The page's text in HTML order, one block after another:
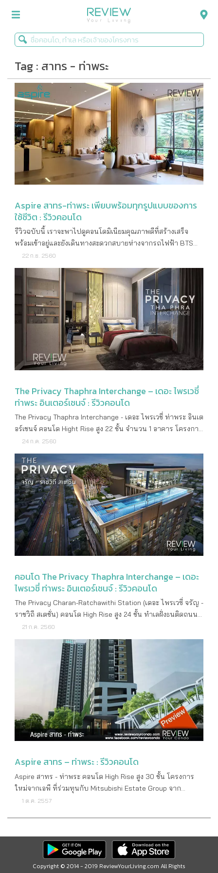
รีวิวคอนโด
รีวิวบ้าน
รีวิวทาวน์โฮม
Life+Style
Infographic
ข่าวโปรโมชั่น
Tag : สาทร - ท่าพระ
Aspire สาทร-ท่าพระ เพียบพร้อมทุกรูปแบบของการ
ใช้ชีวิต : รีวิวคอนโด
รีวิวฉบับนี้ เราจะพาไปดูคอนโดมิเนียมคุณภาพดีที่สร้างเสร็จ
พร้อมเข้าอยู่และยังเดินทางสะดวกสบายห่างจากรถไฟฟ้า BTS
สถานีตลาดพลูเพียงแค่ก้าวเดียว กับโครงการ “Aspire สาทร -
ท่าพระ” จาก AP Thailand กันค่ะ ซึ่งถ้าย้อนไปเมื่อช่วงปี 59 นับ
ว่าเป็นคอนโดฯ ที่สร้างความฮือฮาในย่านนี้เป็นอย่างมาก เพราะ
ขายหมดในวันเดียวตั้งแต่วัน Pre-Sale แต่ปัจจุบันทางโครงการ
เปิดโอกาสให้ทุกคนสามารถเป็นเจ้าของได้อีกครั้งกับห้องหลุด
ดาวน์ Lot พิเศษ ซึ่งเราได้มีโอกาสเข้าไปเยี่ยมชมบรรยากาศตัว
โครงการและห้องตัวอย่างรวมถึงเก็บภาพมาฝากกันด้วยค่ะ ทำเล
ที่ตั้งและการเดินทาง โครงการ Aspire สาทร - ท่าพระ ตั้งอยู่ติด
ถนนแยกรัชดา-ราชพฤกษ์ เลยนะคะ ด้านหน้าโครงการนั้นจะอยู่
ติดกับถนนราชพฤกษ์ แต่ด้านข้างจะอยู่ติดกับรถไฟฟ้า BTS
สถานีตลาดพลูค่ะ ซึ่งต้องบอกเลยว่าโครงการนี้ตั้งอยู่บนทำเลที่
อาศัยอยู่หนาแน่น รายล้อมไปด้วยหมู่บ้าน อาคารพาณิชย์ แหล่ง
อำนวยความสะดวกต่างๆ ไม่ว่าจะเป็น ออฟฟิศ, สถานศึกษา, โรง
พยาบาล, ห้างสรรพสินค้า The Mall ท่าพระ ที่อยู่ใกล้มากๆ (ห่าง
เพียง 160 เมตร) สามารถเดินไปได้ รวมไปจนถึงร้านค้าและ
ตลาดสดเก่าแก่ขนาดใหญ่ที่ขึ้นชื่ออย่าง ‘ตลาดพลู’ ที่มีร้านอาหา
รอร่อยๆ มากมายให้เลือกสรร ในส่วนของการเดินทางก็จัดว่า
สะดวกสบายมากทีเดียวค่ะ สำหรับคนที่ใช้รถยนต์ อย่างที่บอกไป
ข้างต้นว่าตัวโครงการตั้งอยู่ติดถนนเส้นหลักอย่างราชพฤกษ์ ฝั่ง
มุ่งหน้าไปทางวุฒากาศ แต่ก็เอื้อต่อการขับรถเข้าเมืองไปย่าน
สาทรนะคะ เพราะทางเข้า-ออกของโครงการนั้นอยู่ไม่ไกลจากจุด
กลับรถ โดยสามารถกลับรถไปใช้เส้นราชพฤกษ์ขาเข้า ตรงไป
เชื่อมกับถนนกรุงธนบุรี ขับตามแนวรถไฟฟ้าสายสีเขียว (ตากสิน-
บางหว้า) ไปเรื่อยๆ ข้ามสะพานตากสินก็จะเชื่อมกับโซนธุรกิจอย่าง
สีลม สาทร แล้วค่ะ นอกจากนี้ถนนราชพฤกษ์ ยังสามารถเชื่อมต่อ
ถนนพระราม 3, ถนนสมเด็จพระเจ้าตากสิน, ถนนกรุงธนบุรี,
สะพานตากสิน และถนนสาทร ถ้าใครอยากเข้าออกเมืองในชั่วโมง
เร่งด่วน ก็สามารถใช้ทางด่วนที่มีให้เลือกใช้ถึง 2 ด่าน คือ
ทางด่วนศรีรัช ด่านสุรวงศ์ (ห่างเพียง 5.6 กม.) และทางด่วนเฉลิม
มหานคร (ห่างเพียง 5.6 กม.) สำหรับคนเดินทางด้วยรถ
สาธารณะก็สะดวกสบายไม่แพ้กันค่ะ อย่างที่กล่าวไปตั้งแต่ข้างต้น
ว่าจุดเด่นของโครงการอยู่ติดบันไดทางขึ้น-ลง BTS ตลาดพลู
(ทางออก 3) เพียงแค่ก้าวเดียวค่ะ โดยทางโครงการได้ทำประตู
เล็กๆ ใช้คีย์การ์ดสำหรับเข้า-ออกไว้ เพื่อให้ลูกบ้านที่เดินทางด้วย
รถไฟฟ้าสะดวกมากขึ้น ซึ่งสถานีนี้ถือว่าเป็นส่วนหนึ่งของรถไฟฟ้า
สายหลักในการเข้าเมืองไปย่านสาทร เลยไปจนถึงสยามเลยค่ะ
และในอนาคตบริเวณ BTS บางหว้าก็จะทำการ Interchange กับ
รถไฟฟ้าสายสีน้ำเงิน (ช่วงหัวลำโพง-บางแค) ให้สามารถเดินทาง
ด้วยรถไฟฟ้าได้หลากหลายมากขึ้นด้วย นอกจากนี้ใกล้ๆ
เลือกสำหรับนักศึกษาและคนทำงานย่านพระราม 3 หรือบริเวณ
สีลมและสาทร เรียกได้ว่าสะดวกในการเดินทางมากๆ ที่สำคัญคือ
ค่าโดยสารราคาถูกกว่ารถเมล์ไม่ปรับอากาศอีกด้วยค่ะ เจาะลึก
โครงการ สำหรับตัวโครงการ Aspire สาทร-ท่าพระ เป็น
คอนโดมิเนียมแบบ High Rise สูง 30 ชั้น 1 อาคาร บนที่ดินกว่า 5
ไร่ มีจำนวนยูนิตทั้งหมด 1,219 ยูนิต และมีที่จอดรถประมาณ 40%
โครงการมาในรูปแบบ Modern Japanese ที่ผสมกับ Natural
Feeling ซึ่งเป็นเอกลักษณ์ของแบรนด์ Aspire ที่อยากให้คนเมือง
ได้อยู่ใกล้ชิดกับธรรมชาติในสไตล์ญี่ปุ่นสมัยใหม่ ในส่วนของ
22 ก.ย. 2560
The Privacy Thaphra Interchange – เดอะ ไพรเวชี่
ท่าพระ อินเตอร์เชนจ์ : รีวิวคอนโด
The Privacy Thaphra Interchange - เดอะ ไพรเวชี่ ท่าพระ อินเต
อร์เชนจ์ คอนโด Hight Rise สูง 22 ชั้น จำนวน 1 อาคาร โครงการ
แรกบนถนนจรัญสนิทวงศ์ อยู่ใกล้สถานีท่าพระ เพียง 100
เมตร เป็นจุดศูนย์กลางที่เชื่อมเข้าสู่ใจกลางเมือง รายละเอียด
โครงการ ราคาเริ่มต้น 1,990,000 บาท ราคาเฉลี่ยต่อตาราง
เมตร 105,000 บาท/ตรม เจ้าของโครงการ บริษัท พฤกษา
เรียลเอสเตท จำกัด (มหาชน) ลักษณะคอนโด Hight Rise สูง 22
ชั้น จำนวน 1 อาคาร พื้นที่โครงการ 3 ไร่ 1 งาน 97.7 ตาราวา
จำนวนห้อง 795 ยูนิต ที่จอดรถ ประมาณ 40% ที่ตั้ง
โครงการ ปากซอยจรัญสนิทวงศ์ 1 แขวงวัดท่าพระ เขต
บางกอกใหญ่ กรุงเทพฯ คาดว่าจะเริ่มก่อสร้าง เดือน
พฤศจิกายน ปี 2560 คาดว่าจะแล้วเสร็จ เดือนกุมภาพันธ์ ปี
2563 สถานที่สำคัญใกล้เคียง ศูนย์การแพทย์ธนบุรี รพ.พญาไท 3
ท่าพระ ตลาดน้ำคลองบางหลวง วัดปากน้ำภาษีเจริญ รร.วัด
ท่าพระ รร.วัดประดู่ในทรงธรรม วิทยาลัยเทคโนโลยีสยาม
ม.ราชภัฎบ้านสมเด็จเจ้าพระยา ม.สยาม วิทยาลัยพานิชการธนบุรี
ลักษณะห้องและขนาดห้อง 1 ห้องนอน ขนาด 24.5 – 26.5 ตร.ม 1
ห้องนอน (พลัส) ขนาด 34.5 ตร.ม. 2 ห้องชุดรวมกัน (Combined)
ขนาด 49.5 ตร.ม สิ่งอำนวยความสะดวก พื้นที่ส่วนกลางลอยฟ้า
ขนาดใหญ่ สระว่ายน้ำแบบซีทรู ห้องออกกำลังกาย พื้นที่สวน
พื้นที่พักผ่อนชมวิว Double Volume Lobby Reading Space Co-
Working Space Play Space สอบถามรายละเอียดเพิ่มเติม โทร
: 1739 ดูรายละเอียดเพิ่มเติม : https://theprivacy.pruksa.com/
24 ก.ค. 2560
คอนโด The Privacy Thaphra Interchange – เดอะ
ไพรเวชี่ ท่าพระ อินเตอร์เชนจ์ : รีวิวคอนโด
The Privacy Charan-Ratchawithi Station (เดอะ ไพรเวซี่ จรัญ -
ราชวิถี สเตชั่น) คอนโด High Rise สูง 24 ชั้น ทำเลฝั่งธนติดถนนสิ
รินธรใกล้แยกบางพลัด เดินทางสะดวกสบายใกล้ MRT สถานีสิริน
ธร รายละเอียดโครงการ ราคาเริ่มต้น 2,590,000 บาท ราคา
เฉลี่ยต่อตารางเมตร 105,000 บาทต่อตารางเมตร เจ้าของ
โครงการ บริษัท พฤกษา เรียลเอสเตท จำกัด (มหาชน) ลักษณะ
คอนโด Hight Rise สูง 24 ชั้น จำนวน 1 อาคาร พื้นที่โครงการ
1-2-45 ไร่ จำนวนห้อง 281 ยูนิต (ห้องชุดพักอาศัย 279 ยูนิต +
ร้านค้า 2 ยูนิต) ที่จอดรถ ประมาณ 42% (รวมจอดซ้อนคัน) ที่
ตั้งโครงการ ถนนสิรินธร แขวงบางพลัด เขตบางพลัด กทม. คาด
ว่าจะแล้วเสร็จ ปี 2562 สถานที่สำคัญใกล้เคียง เซ็นทรัล ปิ่น
เกล้า เมเจอร์ ปิ่นเกล้า พาต้า เดอะ เซ้นส์ ปิ่นเกล้า ฟู้ดแลนด์ ตั้งฮั่ว
เส็ง เทสโก้ โลตัส รร.เขมะสิริอนุสรณ์ รร.เซนต์ฟรังซีสเซเวียร์
รพ.ศิริราช ลักษณะห้องและขนาดห้อง 1 Bedroom-1 ขนาด 24.5
– 25 ตร.ม. 1Bedroom-2 ขนาด 26.55 ตร.ม. 1Bedroom-3
ขนาด 31.60 ตร.ม. 2Bedroom-1 (Combine) ขนาด 34.97 ตร.ม.
2Bedroom-2 (Combine) ขนาด 39.00 ตร.ม สิ่งอำนวยความ
ตลอด 24 ชม. สอบถามรายละเอียดเพิ่มเติม โทร : 1739 ดูราย
ละเอียดเพิ่มเติม : https://theprivacy.pruksa.com/
21 ก.ค. 2560
Aspire สาทร – ท่าพระ : รีวิวคอนโด
Aspire สาทร - ท่าพระ คอนโด High Rise สูง 30 ชั้น โครงการ
ใหม่จากเอพี ที่ร่วมทุนกับ Mitsubishi Estate Group จาก
ประเทศญี่ปุ่น คอนโดรุ่นใหม่เพียงก้าวเดียวสู่ BTS ตลาดพลู เปิด
พารากอน รายละเอียดโครงการ ราคาเริ่มต้น 1,980,000 บาท
(ณ วันเปิดตัว 23 ก.ย. 57) ราคาต่อตารางเมตร 84,000 บาท
เจ้าของโครงการ บริษัท เอพี (ไทยแลนด์) จำกัด (มหาชน)
ลักษณะคอนโด High Rise สูง 30 ชั้น 1 อาคาร จำนวนห้อง 1,219
1 ต.ค. 2557
Copyright © 2014 - 2019 ReviewYourLiving.com All Rights